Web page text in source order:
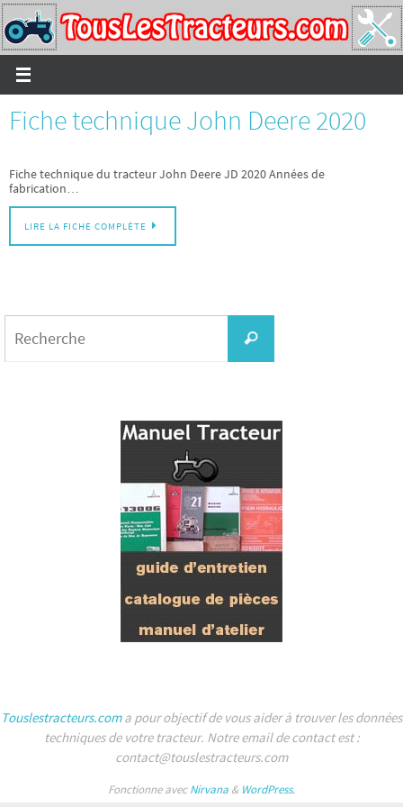
Passer
vers
le
contenu
Fiche technique John Deere 2020
Fiche technique du tracteur John Deere JD 2020 Années de
fabrication…
LIRE LA FICHE COMPLÈTE
Recherche
Touslestracteurs.coma pour objectif de vous aider à trouver les données
techniques de votre tracteur. Notre email de contact est :
contact@touslestracteurs.com
Fonctionne avecNirvana & WordPress.